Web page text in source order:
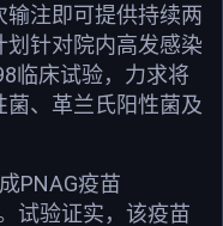
注即可提供持续两
针对院内高发感染
临床试验，力求将
、革兰氏阳性菌及
PNAG疫苗
试验证实，该疫苗